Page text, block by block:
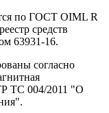
по ГОСТ OIML R
средств
63931-16.
согласно
ТС 004/2011 "О